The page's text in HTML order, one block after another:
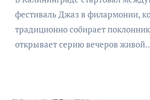
фестиваль Джаз в филармонии,
традиционно собирает
открывает серию вечеров